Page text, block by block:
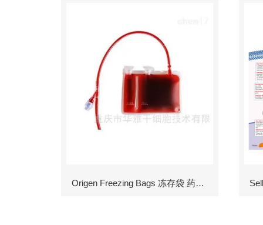
Origen Freezing Bags 冻存袋 药包材